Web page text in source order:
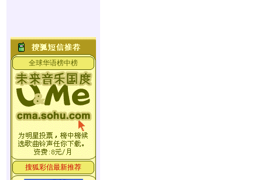
全球华语榜中榜
搜狐彩信最新推荐